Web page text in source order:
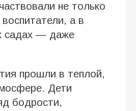
не только
а в
садах — даже
прошли в теплой,
Дети
бодрости,